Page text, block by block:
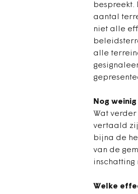
aantal
niet alle
alle
Nog
Wat
vertaald
bijna de
van de
inschatting
Welke